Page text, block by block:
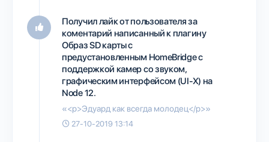
Получил лайк от пользователяза
коментарий написанный к плагину
Образ SD карты с
предустановленным HomeBridge с
поддержкой камер со звуком,
графическим интерфейсом (UI-X) на
Node 12.
«<p>Эдуард как всегда молодец</p>»
27-10-2019 13:14